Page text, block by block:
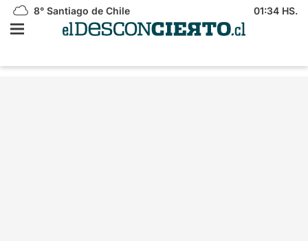
8° Santiago de Chile 01:34 HS.